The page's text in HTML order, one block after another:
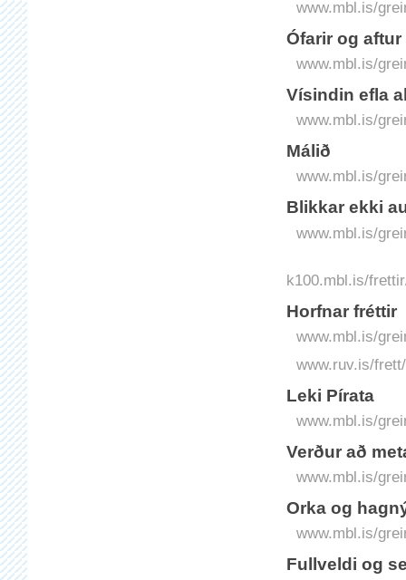
www.mbl.is/
Ófarir og aftur
www.mbl.is/
Vísindin efla
www.mbl.is/
Málið
www.mbl.is/
Blikkar ekki
www.mbl.is/
k100.mbl.is/
Horfnar fréttir
www.mbl.is/
www.ruv.is/
Leki Pírata
www.mbl.is/
Verður að
www.mbl.is/
Orka og
www.mbl.is/
Fullveldi og